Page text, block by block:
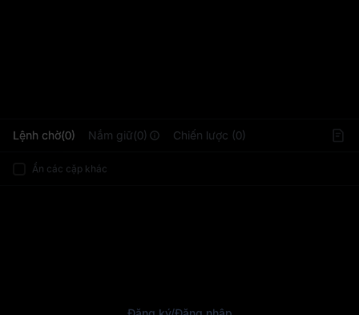
Lệnh chờ(0) Nắm giữ(0) Chiến lược (0)
Ẩn các cặp khác